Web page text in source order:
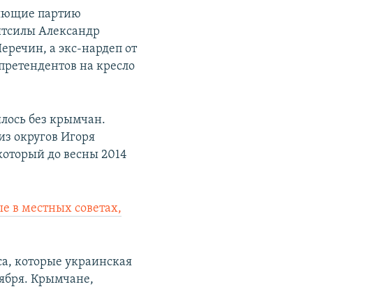
партию
Александр
а экс-нардеп от
на кресло
без крымчан.
округов Игоря
до весны 2014
в местных советах,
которые украинская
Крымчане,